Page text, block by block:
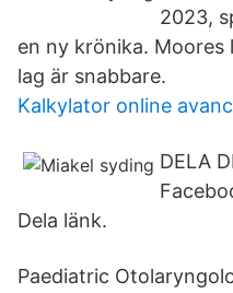
2023,
en ny krönika. Moores
lag är snabbare.
Kalkylator online
DELA
Dela länk.
Paediatric